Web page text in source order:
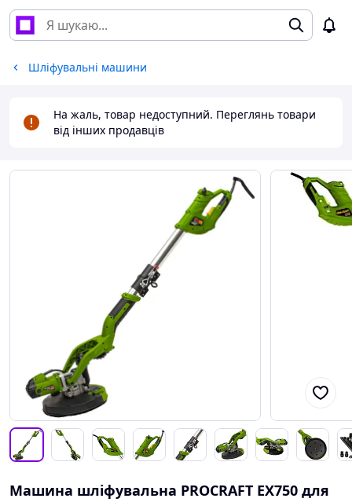
Шліфувальні машини
На жаль, товар недоступний. Переглянь товари
від інших продавців
Машина шліфувальна PROCRAFT EX750 для